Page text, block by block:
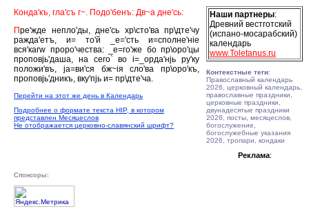
Конда'къ, гла'съ г~. Подо'бенъ: Дв~а дне'сь:
Пре'жде непло'ды, дне'сь хр\сто'ва пр\дте'чу
ражда'етъ, и= то'й _е='сть и=сполне'нiе
вся'кагw проро'чества: _е=го'же бо пр\оро'цы
проповjь'даша, на сего` во i=_орда'нjь ру'ку
положи'въ, jа=ви'ся бж~iя сло'ва пр\оро'къ,
проповjь'дникъ, вку'пjь и= пр\дте'ча.
Перейти на этот же день в Календарь
Подробнее о формате текста HIP, в котором
представлен Месяцеслов
Не отображается церковно-славянский шрифт?
Наши партнеры:
Древний вестготский
(испано-мосарабский)
календарь
www.Toletanus.ru
Контекстные теги:
Православный календарь
2026, церковный календарь,
православные праздники,
церковные праздники,
двунадесятые праздники
2026, посты, месяцеслов,
богослужение,
богослужебные указания
2026, тропари, кондаки
Реклама:
Спонсоры: